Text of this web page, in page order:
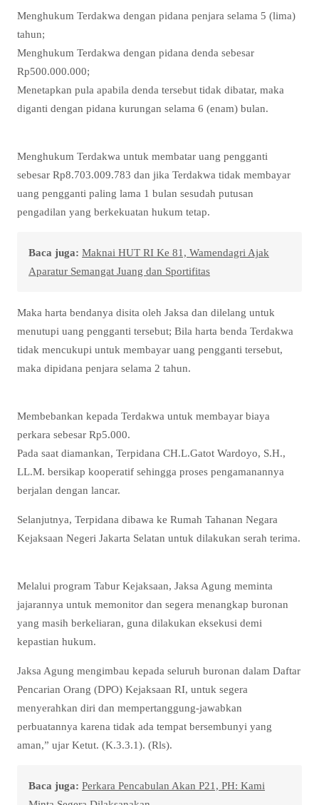
Menghukum Terdakwa dengan pidana penjara selama 5 (lima)
tahun;
Menghukum Terdakwa dengan pidana denda sebesar
Rp500.000.000;
Menetapkan pula apabila denda tersebut tidak dibatar, maka
diganti dengan pidana kurungan selama 6 (enam) bulan.
Menghukum Terdakwa untuk membatar uang pengganti
sebesar Rp8.703.009.783 dan jika Terdakwa tidak membayar
uang pengganti paling lama 1 bulan sesudah putusan
pengadilan yang berkekuatan hukum tetap.
Baca juga: Maknai HUT RI Ke 81, Wamendagri Ajak
Aparatur Semangat Juang dan Sportifitas
Maka harta bendanya disita oleh Jaksa dan dilelang untuk
menutupi uang pengganti tersebut; Bila harta benda Terdakwa
tidak mencukupi untuk membayar uang pengganti tersebut,
maka dipidana penjara selama 2 tahun.
Membebankan kepada Terdakwa untuk membayar biaya
perkara sebesar Rp5.000.
Pada saat diamankan, Terpidana CH.L.Gatot Wardoyo, S.H.,
LL.M. bersikap kooperatif sehingga proses pengamanannya
berjalan dengan lancar.
Selanjutnya, Terpidana dibawa ke Rumah Tahanan Negara
Kejaksaan Negeri Jakarta Selatan untuk dilakukan serah terima.
Melalui program Tabur Kejaksaan, Jaksa Agung meminta
jajarannya untuk memonitor dan segera menangkap buronan
yang masih berkeliaran, guna dilakukan eksekusi demi
kepastian hukum.
Jaksa Agung mengimbau kepada seluruh buronan dalam Daftar
Pencarian Orang (DPO) Kejaksaan RI, untuk segera
menyerahkan diri dan mempertanggung-jawabkan
perbuatannya karena tidak ada tempat bersembunyi yang
aman,” ujar Ketut. (K.3.3.1). (Rls).
Baca juga: Perkara Pencabulan Akan P21, PH: Kami